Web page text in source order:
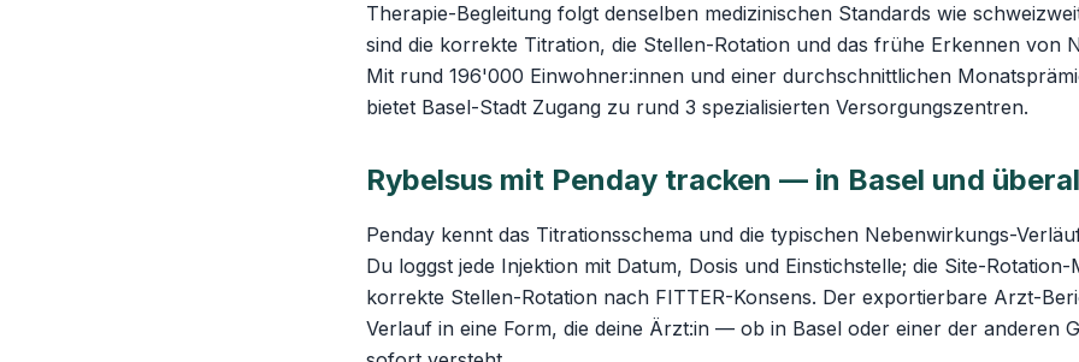
Therapie-Begleitung folgt denselben medizinischen Standards wie
sind die korrekte Titration, die Stellen-Rotation und das frühe Erkennen von
Mit rund 196'000 Einwohner:innen und einer durchschnittlichen
bietet Basel-Stadt Zugang zu rund 3 spezialisierten Versorgungszentren.
Rybelsus mit Penday tracken — in Basel und
Penday kennt das Titrationsschema und die typischen Nebenwirkungs-
Du loggst jede Injektion mit Datum, Dosis und Einstichstelle; die Site-
korrekte Stellen-Rotation nach FITTER-Konsens. Der exportierbare Arzt-
Verlauf in eine Form, die deine Ärzt:in — ob in Basel oder einer der anderen